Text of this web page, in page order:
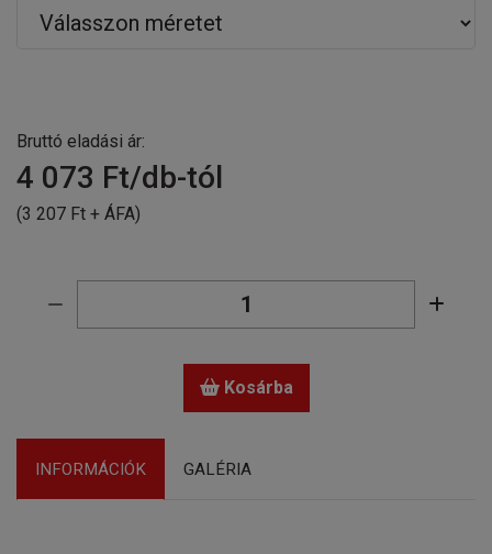
Bruttó eladási ár:
4 073 Ft/db-tól
(3 207 Ft + ÁFA)
Kosárba
INFORMÁCIÓK GALÉRIA